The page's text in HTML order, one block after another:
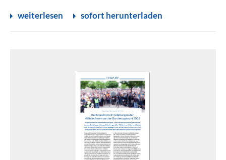
weiterlesen sofort herunterladen